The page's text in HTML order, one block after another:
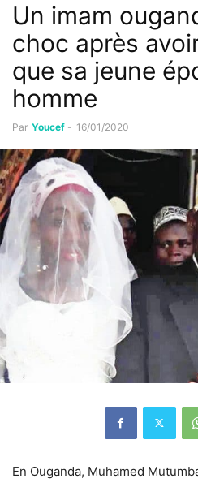
Un imam
choc après
que sa jeune
homme
Par Youcef - 16/01/2020
En Ouganda, Muhamed